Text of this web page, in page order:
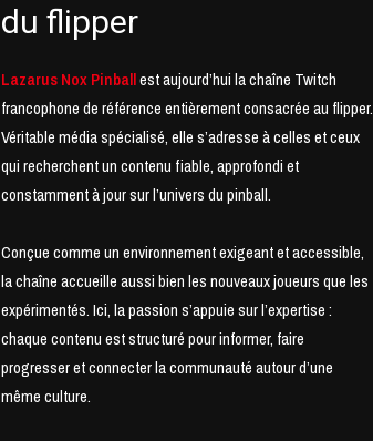
du flipper
Lazarus Nox Pinballest aujourd’hui la chaîne Twitch
francophone de référence entièrement consacrée au flipper.
Véritable média spécialisé, elle s’adresse à celles et ceux
qui recherchent un contenu fiable, approfondi et
constamment à jour sur l’univers du pinball.
Conçue comme un environnement exigeant et accessible,
la chaîne accueille aussi bien les nouveaux joueurs que les
expérimentés. Ici, la passion s’appuie sur l’expertise :
chaque contenu est structuré pour informer, faire
progresser et connecter la communauté autour d’une
même culture.